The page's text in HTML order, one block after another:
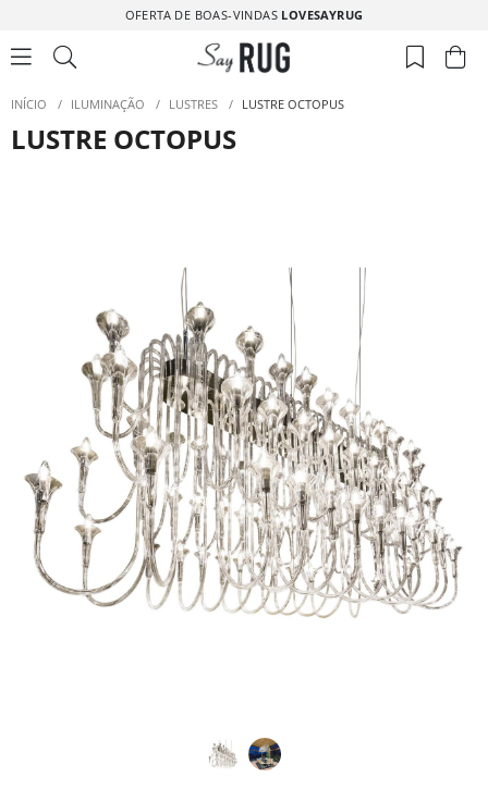
OFERTA DE BOAS-VINDAS LOVESAYRUG
INÍCIO / ILUMINAÇÃO / LUSTRES / LUSTRE OCTOPUS
LUSTRE OCTOPUS